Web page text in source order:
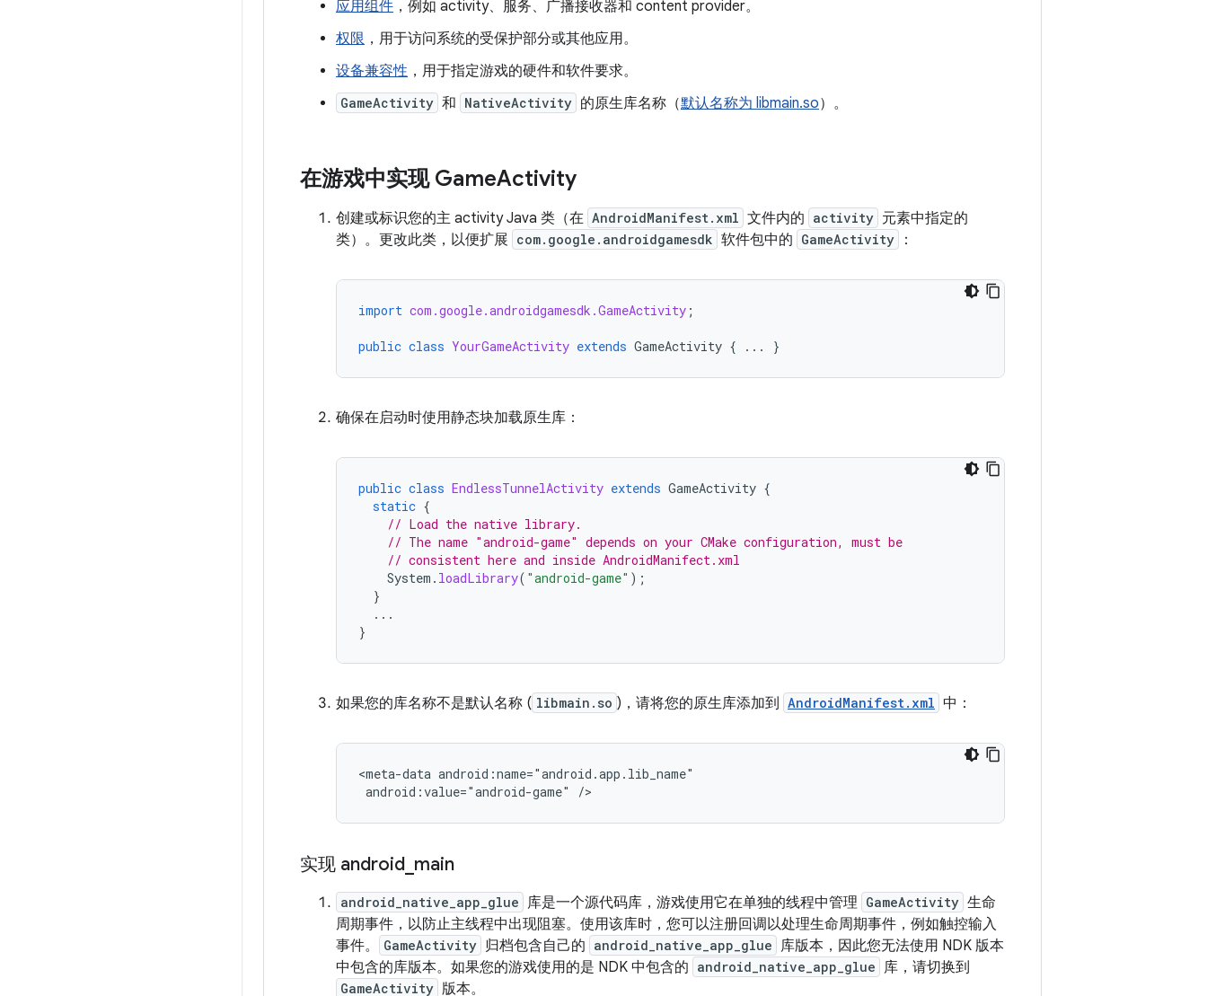
应用组件 ，例如 activity、服务、广播接收器和 content provider。
权限 ，用于访问系统的受保护部分或其他应用。
设备兼容性 ，用于指定游戏的硬件和软件要求。
GameActivity 和 NativeActivity 的原生库名称（默认名称为 libmain.so）。
在游戏中实现 GameActivity
创建或标识您的主 activity Java 类（在 AndroidManifest.xml 文件内的 activity 元素中指定的
类）。更改此类，以便扩展 com.google.androidgamesdk 软件包中的 GameActivity ：
import com.google.androidgamesdk.GameActivity ;
public class YourGameActivity extends GameActivity { ... }
确保在启动时使用静态块加载原生库：
public class EndlessTunnelActivity extends GameActivity {
static {
// Load the native library.
// The name "android-game" depends on your CMake configuration, must be
// consistent here and inside AndroidManifect.xml
System . loadLibrary( "android-game" );
}
...
}
如果您的库名称不是默认名称 ( libmain.so )，请将您的原生库添加到 AndroidManifest.xml 中：
<meta-data android:name="android.app.lib_name"
实现 android main
android_native_app_glue 库是一个源代码库，游戏使用它在单独的线程中管理 GameActivity 生命
周期事件，以防止主线程中出现阻塞。使用该库时，您可以注册回调以处理生命周期事件，例如触控输入
事件。
GameActivity 归档包含自己的 android_native_app_glue 库版本，因此您无法使用 NDK 版本
中包含的库版本。如果您的游戏使用的是 NDK 中包含的 android_native_app_glue 库，请切换到
GameActivity 版本。